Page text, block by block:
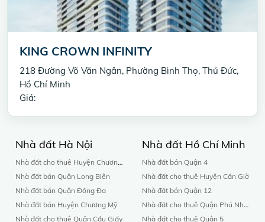
KING CROWN INFINITY
218 Đường Võ Văn Ngân, Phường Bình Thọ, Thủ Đức,
Hồ Chí Minh
Giá:
Nhà đất Hà Nội
Nhà đất cho thuê Huyện Chương Mỹ
Nhà đất bán Quận Long Biên
Nhà đất bán Quận Đống Đa
Nhà đất bán Huyện Chương Mỹ
Nhà đất cho thuê Quận Cầu Giấy
Nhà đất Hồ Chí Minh
Nhà đất bán Quận 4
Nhà đất cho thuê Huyện Cần Giờ
Nhà đất bán Quận 12
Nhà đất cho thuê Quận Phú Nhuận
Nhà đất cho thuê Quận 5